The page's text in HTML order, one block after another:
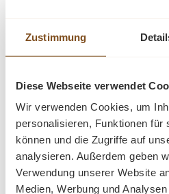
Zustimmung
Diese Webseite verwendet
Wir verwenden Cookies, um
personalisieren, Funktionen für
können und die Zugriffe auf
analysieren. Außerdem geben
Verwendung unserer Website
Medien, Werbung und
Produktinformationen
Dieses Sideboard im
zeitloses Möbelstück, welches
einen prägenden Eindruck
macht. Entdecken Sie die
Organisation und
einsetzbaren Sideboard.